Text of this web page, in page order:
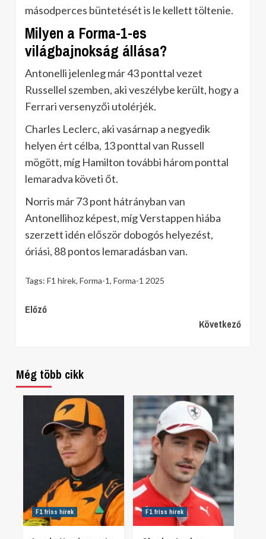
másodperces büntetését is le kellett töltenie.
Milyen a Forma-1-es
világbajnokság állása?
Antonelli jelenleg már 43 ponttal vezet
Russellel szemben, aki veszélybe került, hogy a
Ferrari versenyzői utolérjék.
Charles Leclerc, aki vasárnap a negyedik
helyen ért célba, 13 ponttal van Russell
mögött, míg Hamilton további három ponttal
lemaradva követi őt.
Norris már 73 pont hátrányban van
Antonellihoz képest, míg Verstappen hiába
szerzett idén először dobogós helyezést,
óriási, 88 pontos lemaradásban van.
Tags: F1 hírek, Forma-1, Forma-1 2025
Continue
Előző
Következő
Még több cikk
F1 friss hírek F1 friss hírek